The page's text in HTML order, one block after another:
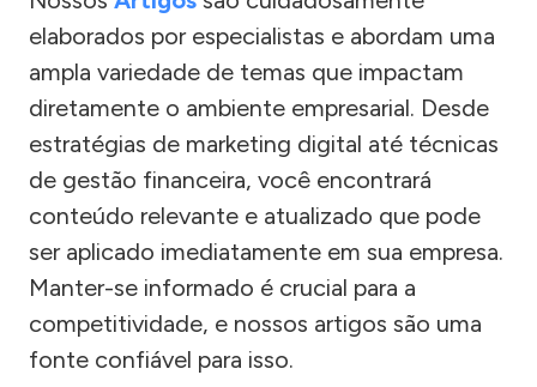
elaborados por especialistas e abordam uma
ampla variedade de temas que impactam
diretamente o ambiente empresarial. Desde
estratégias de marketing digital até técnicas
de gestão financeira, você encontrará
conteúdo relevante e atualizado que pode
ser aplicado imediatamente em sua empresa.
Manter-se informado é crucial para a
competitividade, e nossos artigos são uma
fonte confiável para isso.